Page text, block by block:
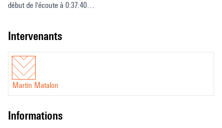
début de l'écoute à 0:37:40
intervenants
Martin Matalon
informations